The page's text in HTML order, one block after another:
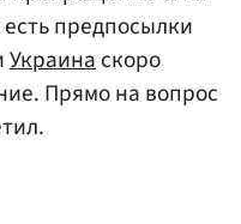
предпосылки
Украинаскоро
Прямо на вопрос